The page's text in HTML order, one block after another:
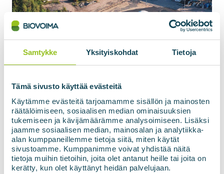
Samtykke Yksityiskohdat Tietoja
Tämä sivusto käyttää evästeitä
Käytämme evästeitä tarjoamamme sisällön ja mainosten
räätälöimiseen, sosiaalisen median ominaisuuksien
tukemiseen ja kävijämäärämme analysoimiseen. Lisäksi
jaamme sosiaalisen median, mainosalan ja analytiikka-
alan kumppaneillemme tietoja siitä, miten käytät
sivustoamme. Kumppanimme voivat yhdistää näitä
tietoja muihin tietoihin, joita olet antanut heille tai joita on
kerätty, kun olet käyttänyt heidän palvelujaan.
Hold deg oppdatert
med de siste
nyhetene om
fornybar energi